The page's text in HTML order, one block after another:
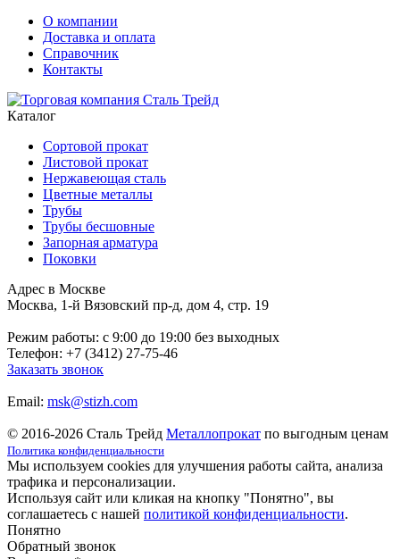
О компании
Доставка и оплата
Справочник
Контакты
Каталог
Сортовой прокат
Листовой прокат
Нержавеющая сталь
Цветные металлы
Трубы
Трубы бесшовные
Запорная арматура
Поковки
Адрес в Москве
Москва, 1-й Вязовский пр-д, дом 4, стр. 19
Режим работы: c 9:00 до 19:00 без выходных
Телефон: +7 (3412) 27-75-46
Заказать звонок
Email: msk@stizh.com
© 2016-2026 Сталь Трейд Металлопрокат по выгодным ценам
Политика конфиденциальности
Мы используем cookies для улучшения работы сайта, анализа
трафика и персонализации.
Используя сайт или кликая на кнопку "Понятно", вы
соглашаетесь с нашей политикой конфиденциальности.
Понятно
Обратный звонок